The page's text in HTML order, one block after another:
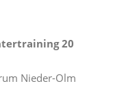
20
Nieder-Olm